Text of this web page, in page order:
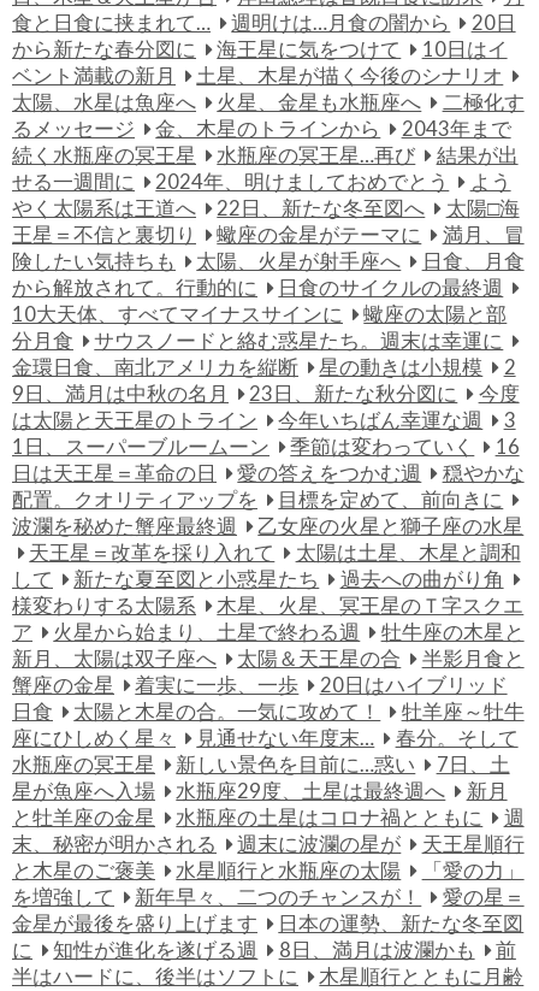
食と日食に挟まれて…
週明けは…月食の闇から
20日
から新たな春分図に
海王星に気をつけて
10日はイ
ベント満載の新月
土星、木星が描く今後のシナリオ
太陽、水星は魚座へ
火星、金星も水瓶座へ
二極化す
るメッセージ
金、木星のトラインから
2043年まで
続く水瓶座の冥王星
水瓶座の冥王星…再び
結果が出
せる一週間に
2024年、明けましておめでとう
よう
やく太陽系は王道へ
22日、新たな冬至図へ
太陽□海
王星＝不信と裏切り
蠍座の金星がテーマに
満月、冒
険したい気持ちも
太陽、火星が射手座へ
日食、月食
から解放されて。行動的に
日食のサイクルの最終週
10大天体、すべてマイナスサインに
蠍座の太陽と部
分月食
サウスノードと絡む惑星たち。週末は幸運に
金環日食、南北アメリカを縦断
星の動きは小規模
2
9日、満月は中秋の名月
23日、新たな秋分図に
今度
は太陽と天王星のトライン
今年いちばん幸運な週
3
1日、スーパーブルームーン
季節は変わっていく
16
日は天王星＝革命の日
愛の答えをつかむ週
穏やかな
配置。クオリティアップを
目標を定めて、前向きに
波瀾を秘めた蟹座最終週
乙女座の火星と獅子座の水星
天王星＝改革を採り入れて
太陽は土星、木星と調和
して
新たな夏至図と小惑星たち
過去への曲がり角
様変わりする太陽系
木星、火星、冥王星のＴ字スクエ
ア
火星から始まり、土星で終わる週
牡牛座の木星と
新月、太陽は双子座へ
太陽＆天王星の合
半影月食と
蟹座の金星
着実に一歩、一歩
20日はハイブリッド
日食
太陽と木星の合。一気に攻めて！
牡羊座～牡牛
座にひしめく星々
見通せない年度末…
春分。そして
水瓶座の冥王星
新しい景色を目前に…惑い
7日、土
星が魚座へ入場
水瓶座29度、土星は最終週へ
新月
と牡羊座の金星
水瓶座の土星はコロナ禍とともに
週
末、秘密が明かされる
週末に波瀾の星が
天王星順行
と木星のご褒美
水星順行と水瓶座の太陽
「愛の力」
を増強して
新年早々、二つのチャンスが！
愛の星＝
金星が最後を盛り上げます
日本の運勢、新たな冬至図
に
知性が進化を遂げる週 8日、満月は波瀾かも
前
半はハードに、後半はソフトに
木星順行とともに月齢